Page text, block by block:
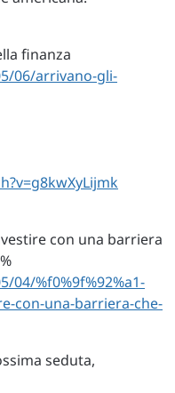
finanza
06/arrivano-gli-
con una barriera
04/%f0%9f%92%a1-
con-una-barriera-che-
seduta,